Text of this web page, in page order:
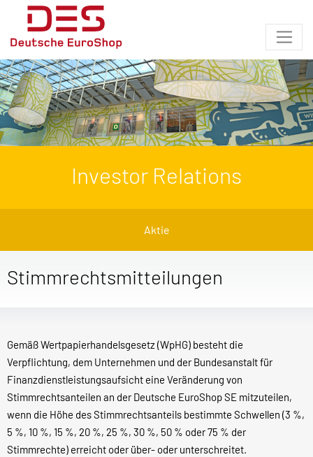
Investor Relations
Aktie
Stimmrechtsmitteilungen
Gemäß Wertpapierhandelsgesetz (WpHG) besteht die
Verpflichtung, dem Unternehmen und der Bundesanstalt für
Finanzdienstleistungsaufsicht eine Veränderung von
Stimmrechtsanteilen an der Deutsche EuroShop SE mitzuteilen,
wenn die Höhe des Stimmrechtsanteils bestimmte Schwellen (3 %,
5 %, 10 %, 15 %, 20 %, 25 %, 30 %, 50 % oder 75 % der
Stimmrechte) erreicht oder über- oder unterschreitet.